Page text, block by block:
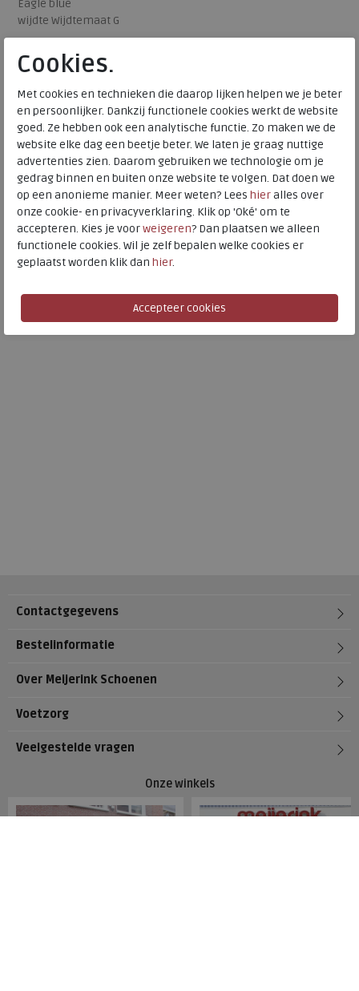
Eagle blue
wijdte Wijdtemaat G
€ 77,97
Beschikbare maten
41
Contactgegevens
Bestelinformatie
Over Meijerink Schoenen
Voetzorg
Veelgestelde vragen
Onze winkels
Cookies.
Met cookies en technieken die daarop lijken helpen we je beter
en persoonlijker. Dankzij functionele cookies werkt de website
goed. Ze hebben ook een analytische functie. Zo maken we de
website elke dag een beetje beter. We laten je graag nuttige
advertenties zien. Daarom gebruiken we technologie om je
gedrag binnen en buiten onze website te volgen. Dat doen we
op een anonieme manier. Meer weten? Lees hieralles over
onze cookie- en privacyverklaring. Klik op 'Oké' om te
accepteren. Kies je voorweigeren? Dan plaatsen we alleen
functionele cookies. Wil je zelf bepalen welke cookies er
geplaatst worden klik dan hier.